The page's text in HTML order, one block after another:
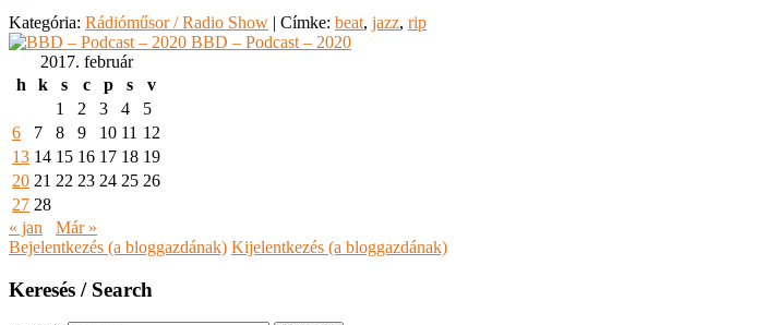
Kategória: Rádióműsor / Radio Show | Címke: beat, jazz, rip
BBD – Podcast – 2020
2017. február
h
k s c p s
v
1
2 3 4
5
6
7 8 9 10 11 12
13 14 15 16 17 18 19
20 21 22 23 24 25 26
27 28
« jan
Már »
Bejelentkezés (a bloggazdának) Kijelentkezés (a bloggazdának)
Keresés / Search